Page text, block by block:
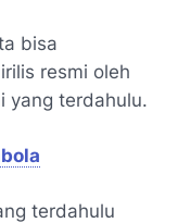
bisa
resmi oleh
yang terdahulu.
terdahulu